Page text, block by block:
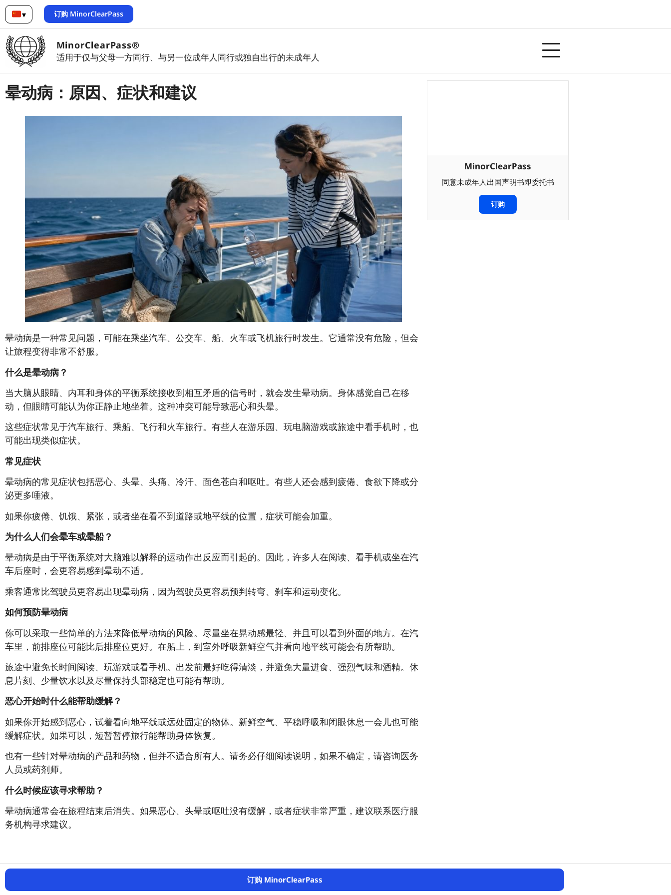
▾
简体中文
订购 MinorClearPass
MinorClearPass®
适用于仅与父母一方同行、与另一位成年人同行或独自出行的未成年人
晕动病：原因、症状和建议
晕动病是一种常见问题，可能在乘坐汽车、公交车、船、火车或飞机旅行时发生。它通常没有危险，但会
让旅程变得非常不舒服。
什么是晕动病？
当大脑从眼睛、内耳和身体的平衡系统接收到相互矛盾的信号时，就会发生晕动病。身体感觉自己在移
动，但眼睛可能认为你正静止地坐着。这种冲突可能导致恶心和头晕。
这些症状常见于汽车旅行、乘船、飞行和火车旅行。有些人在游乐园、玩电脑游戏或旅途中看手机时，也
可能出现类似症状。
常见症状
晕动病的常见症状包括恶心、头晕、头痛、冷汗、面色苍白和呕吐。有些人还会感到疲倦、食欲下降或分
泌更多唾液。
如果你疲倦、饥饿、紧张，或者坐在看不到道路或地平线的位置，症状可能会加重。
为什么人们会晕车或晕船？
晕动病是由于平衡系统对大脑难以解释的运动作出反应而引起的。因此，许多人在阅读、看手机或坐在汽
车后座时，会更容易感到晕动不适。
乘客通常比驾驶员更容易出现晕动病，因为驾驶员更容易预判转弯、刹车和运动变化。
如何预防晕动病
你可以采取一些简单的方法来降低晕动病的风险。尽量坐在晃动感最轻、并且可以看到外面的地方。在汽
车里，前排座位可能比后排座位更好。在船上，到室外呼吸新鲜空气并看向地平线可能会有所帮助。
旅途中避免长时间阅读、玩游戏或看手机。出发前最好吃得清淡，并避免大量进食、强烈气味和酒精。休
息片刻、少量饮水以及尽量保持头部稳定也可能有帮助。
恶心开始时什么能帮助缓解？
如果你开始感到恶心，试着看向地平线或远处固定的物体。新鲜空气、平稳呼吸和闭眼休息一会儿也可能
缓解症状。如果可以，短暂暂停旅行能帮助身体恢复。
也有一些针对晕动病的产品和药物，但并不适合所有人。请务必仔细阅读说明，如果不确定，请咨询医务
人员或药剂师。
什么时候应该寻求帮助？
晕动病通常会在旅程结束后消失。如果恶心、头晕或呕吐没有缓解，或者症状非常严重，建议联系医疗服
务机构寻求建议。
MinorClearPass
同意未成年人出国声明书即委托书
订购
订购 MinorClearPass